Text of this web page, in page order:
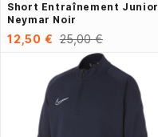
Short Entraînement Junior
Neymar Noir
12,50 € 25,00 €